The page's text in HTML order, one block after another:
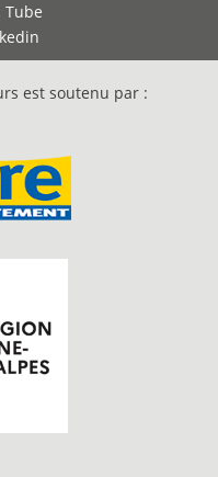
Tube
est soutenu par :